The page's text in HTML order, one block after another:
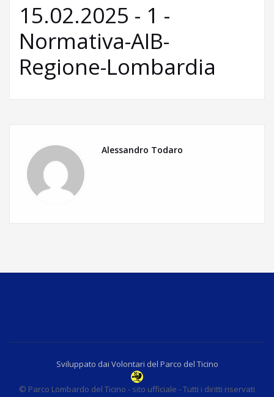
15.02.2025 - 1 -
Normativa-AIB-
Regione-Lombardia
Alessandro Todaro
Sviluppato dai Volontari del Parco del Ticino
© Parco Lombardo del Ticino - sito ufficiale - Tutti i diritti riservati